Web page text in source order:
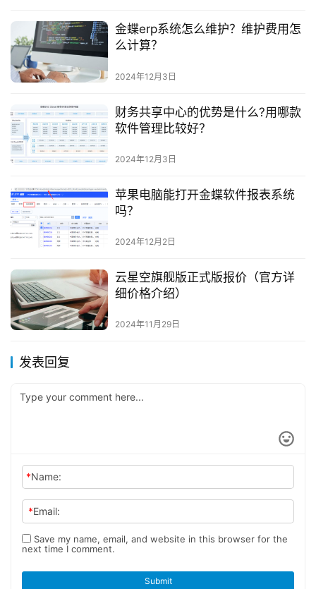
金蝶erp系统怎么维护？维护费用怎
么计算？
2024年12月3日
财务共享中心的优势是什么?用哪款
软件管理比较好？
2024年12月3日
苹果电脑能打开金蝶软件报表系统
吗？
2024年12月2日
云星空旗舰版正式版报价（官方详
细价格介绍）
2024年11月29日
发表回复
*Name:
*Email:
Save my name, email, and website in this browser for the
next time I comment.
Submit